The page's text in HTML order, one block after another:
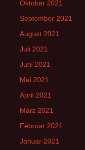
Oktober 2021
September 2021
August 2021
Juli 2021
Juni 2021
Mai 2021
April 2021
März 2021
Februar 2021
Januar 2021